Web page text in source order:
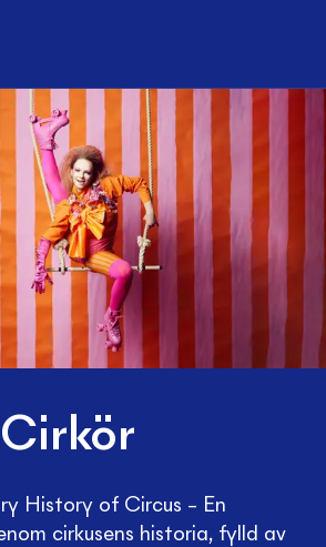
History of Circus – En
cirkusens historia, fylld av